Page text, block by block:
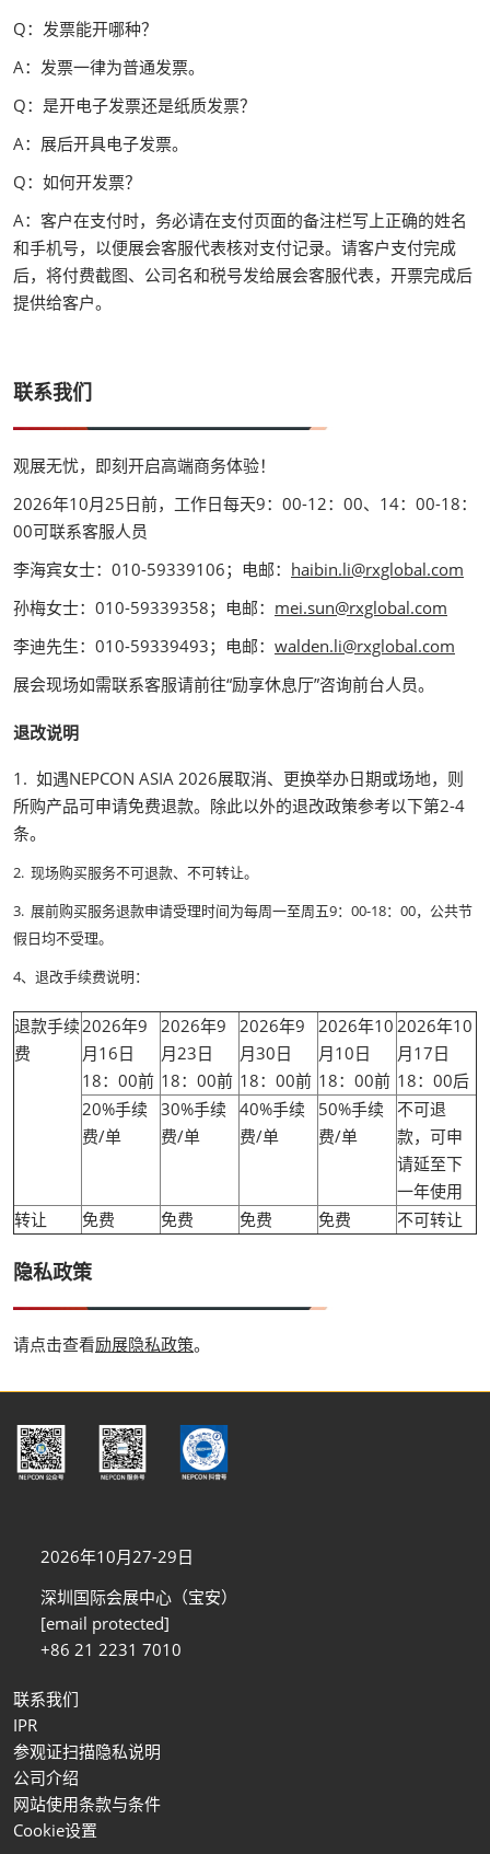
Q：发票能开哪种？
A：发票一律为普通发票。
Q：是开电子发票还是纸质发票？
A：展后开具电子发票。
Q：如何开发票？
A：客户在支付时，务必请在支付页面的备注栏写上正确的姓名
和手机号，以便展会客服代表核对支付记录。请客户支付完成
后，将付费截图、公司名和税号发给展会客服代表，开票完成后
提供给客户。
联系我们
观展无忧，即刻开启高端商务体验！
2026年10月25日前，工作日每天9：00-12：00、14：00-18：
00可联系客服人员
李海宾女士：010-59339106；电邮： haibin.li@rxglobal.com
孙梅女士：010-59339358；电邮： mei.sun@rxglobal.com
李迪先生：010-59339493；电邮： walden.li@rxglobal.com
展会现场如需联系客服请前往“励享休息厅”咨询前台人员。
退改说明
1. 如遇NEPCON ASIA 2026展取消、更换举办日期或场地，则
所购产品可申请免费退款。除此以外的退改政策参考以下第2-4
条。
2. 现场购买服务不可退款、不可转让。
3. 展前购买服务退款申请受理时间为每周一至周五9：00-18：00，公共节
假日均不受理。
4、退改手续费说明：
退款手续
费
2026年9
月16日
18：00前
2026年9
月23日
18：00前
2026年9
月30日
18：00前
2026年10
月10日
18：00前
2026年10
月17日
18：00后
20%手续
费/单
30%手续
费/单
40%手续
费/单
50%手续
费/单
不可退
款，可申
请延至下
一年使用
转让
免费 免费 免费 免费 不可转让
隐私政策
请点击查看励展隐私政策。
2026年10月27-29日
深圳国际会展中心（宝安）
[email protected]
+86 21 2231 7010
联系我们
IPR
参观证扫描隐私说明
公司介绍
网站使用条款与条件
Cookie设置